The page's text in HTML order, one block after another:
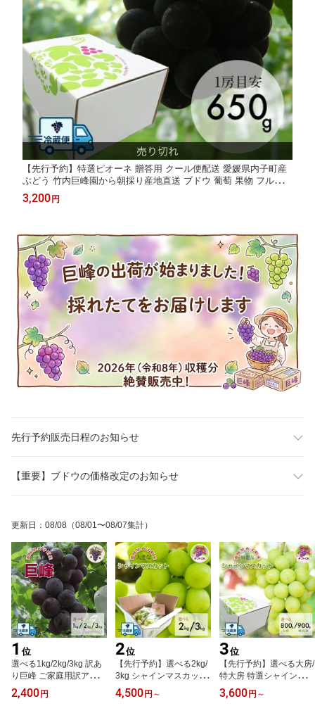
【先行予約】特選ピオーネ 贈答用 クール便配送 愛媛県内子町産
ぶどう 竹内巨峰園から朝採り産地直送 ブドウ 葡萄 果物 フルーツ
贈り物 ギフト 夏ギフト 農家直送 ※8月中旬から9月上旬頃出荷予
定
3,200 円
先行予約販売日程のお知らせ
【重要】ブドウの価格改定のお知らせ
更新日 ： 08/08 （08/01〜08/07集計）
1 位
選べる1kg/2kg/3kg 訳あ
り巨峰 ご家庭用訳アリ品
クール便配送 愛媛県内子
町産ぶどう 竹内巨峰園か
2,400 円
2位
【先行予約】選べる2kg/
3kg シャインマスカット
家庭用 クール便配送 愛
媛県内子町産ぶどう 竹内
4,500 円 ～
3位
【先行予約】選べる大房/
特大房 特選シャインマス
カット クール便配送 愛
媛県内子町産ぶどう 竹内
3,600 円 ～